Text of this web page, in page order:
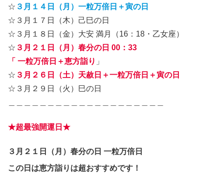
☆ ３月１４日（月）一粒万倍日＋寅の日
☆ ３月１７日（木）己巳の日
☆ ３月１８日（金）大安 満月（16：18・乙女座）
☆ ３月２１日（月） 春分の日 00：33
「 一粒万倍日 ＋恵方詣り 」
☆ ３月２６日（土）天赦日＋一粒万倍日＋寅の日
☆ ３月２９日（火）巳の日
★超最強開運日★
３月２１日（月）春分の日 一粒万倍日
この日は恵方詣り は超おすすめです！